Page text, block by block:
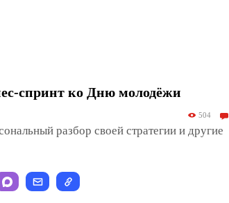
спринт ко Дню молодёжи
504
разбор своей стратегии и другие